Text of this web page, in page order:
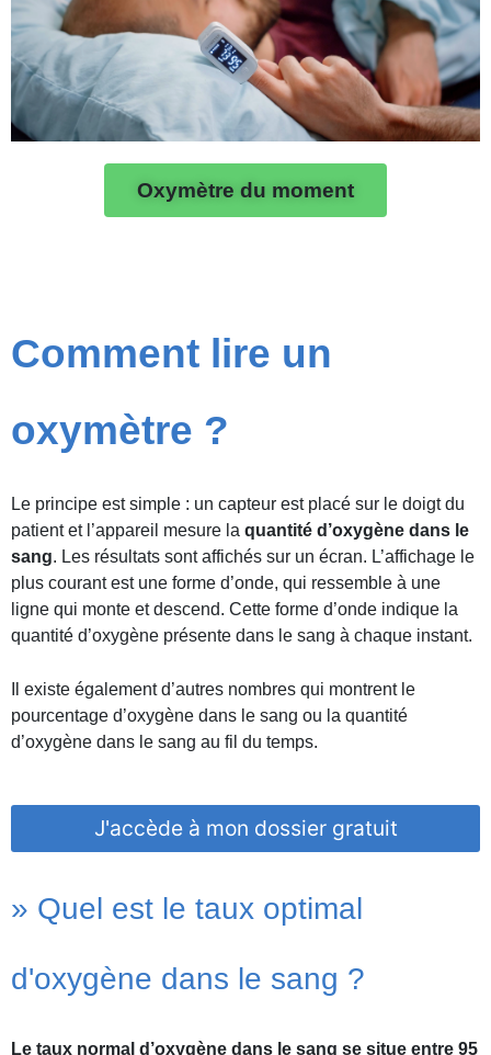
Oxymètre du moment
Comment lire un
oxymètre ?
Le principe est simple : un capteur est placé sur le doigt du
patient et l’appareil mesure la quantité d’oxygène dans le
sang. Les résultats sont affichés sur un écran. L’affichage le
plus courant est une forme d’onde, qui ressemble à une
ligne qui monte et descend. Cette forme d’onde indique la
quantité d’oxygène présente dans le sang à chaque instant.
Il existe également d’autres nombres qui montrent le
pourcentage d’oxygène dans le sang ou la quantité
d’oxygène dans le sang au fil du temps.
J'accède à mon dossier gratuit
» Quel est le taux optimal
d'oxygène dans le sang ?
Le taux normal d’oxygène dans le sang se situe entre 95